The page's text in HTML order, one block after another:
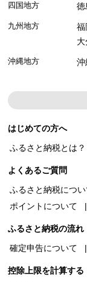
四国地方 徳
九州地方 福
沖縄地方 沖
はじめての方へ
ふるさと納税とは？
よくあるご質問
ふるさと納税につい
ポイントについて
ふるさと納税の流れ
確定申告について
控除上限を計算する